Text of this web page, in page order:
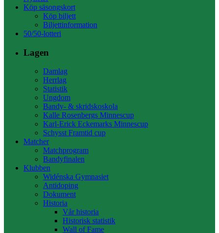
Köp säsongskort
Köp biljett
Biljettinformation
50/50-lotteri
Lagen
Damlag
Herrlag
Statistik
Ungdom
Bandy- & skridskoskola
Kalle Rosenbergs Minnescup
Karl-Erick Eckemarks Minnescup
Schysst Framtid cup
Matcher
Matchprogram
Bandyfinalen
Klubben
Widénska Gymnasiet
Antidoping
Dokument
Historia
Vår historia
Historisk statistik
Wall of Fame